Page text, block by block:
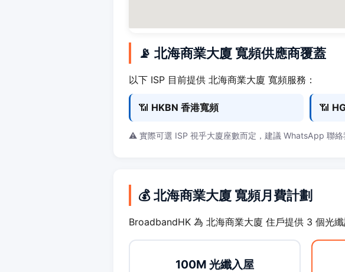
📡 北海商業大廈 寬頻供應商覆蓋
以下 ISP 目前提供 北海商業大廈 寬頻服務：
📶 HKBN 香港寬頻 📶
⚠️ 實際可選 ISP 視乎大廈座數而定，建議 WhatsApp 聯絡
💰 北海商業大廈 寬頻月費計劃
BroadbandHK 為 北海商業大廈 住戶提供 3 個光纖
100M 光纖入屋